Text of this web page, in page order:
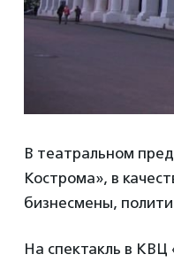
В театральном
Кострома», в
бизнесмены,
На спектакль в КВЦ